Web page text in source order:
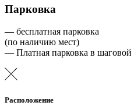
Парковка
— бесплатная парковка
(по наличию мест)
— Платная парковка в шаговой
Расположение